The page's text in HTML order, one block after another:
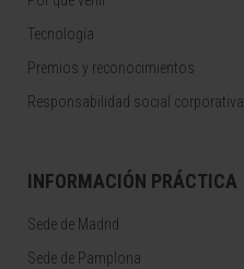
Tecnología
Premios y reconocimientos
Responsabilidad social corporativa
INFORMACIÓN PRÁCTICA
Sede de Madrid
Sede de Pamplona